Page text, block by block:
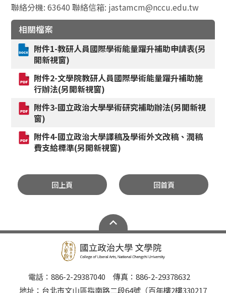
聯絡分機: 63640 聯絡信箱: jastamcm@nccu.edu.tw
相關檔案
附件1-教研人員國際學術能量躍升補助申請表(另
開新視窗)
附件2-文學院教研人員國際學術能量躍升補助施
行辦法(另開新視窗)
附件3-國立政治大學學術研究補助辦法(另開新視
窗)
附件4-國立政治大學譯稿及學術外文改稿、潤稿
費支給標準(另開新視窗)
回上頁 回首頁
電話：886-2-29387040 傳真：886-2-29378632
地址：台北市文山區指南路二段64號（百年樓2樓330217